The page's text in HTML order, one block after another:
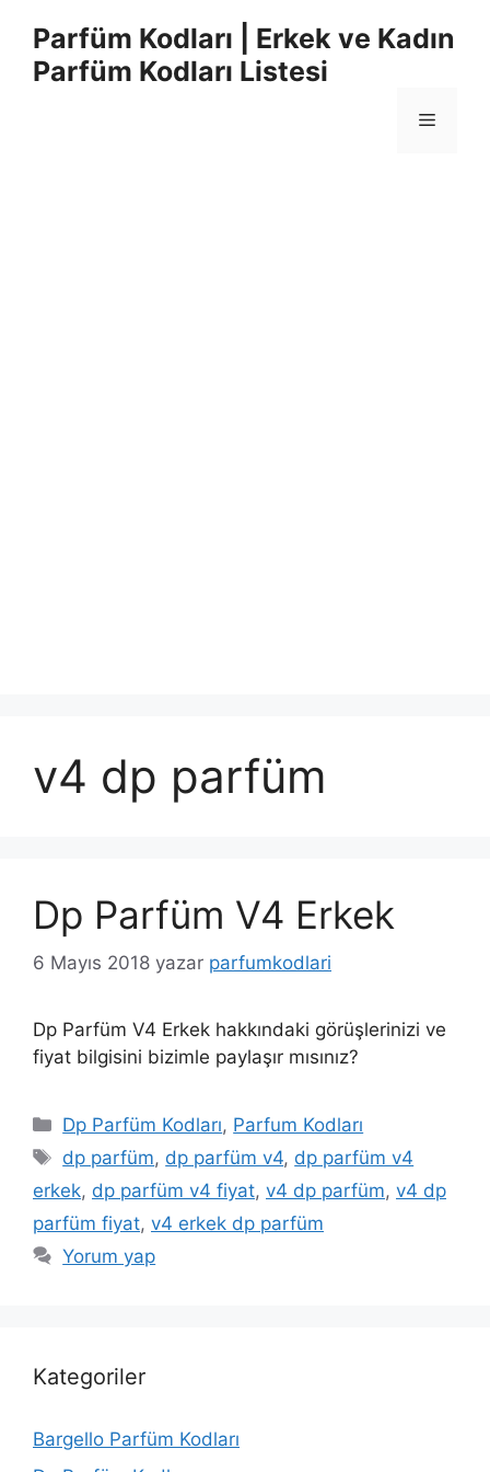
Parfüm Kodları | Erkek ve Kadın
Parfüm Kodları Listesi
Menü
v4 dp parfüm
Dp Parfüm V4 Erkek
6 Mayıs 2018 yazar parfumkodlari
Dp Parfüm V4 Erkek hakkındaki görüşlerinizi ve
fiyat bilgisini bizimle paylaşır mısınız?
Kategoriler
Dp Parfüm Kodları, Parfum Kodları
Etiketler
dp parfüm, dp parfüm v4, dp parfüm v4
erkek, dp parfüm v4 fiyat, v4 dp parfüm, v4 dp
parfüm fiyat, v4 erkek dp parfüm
Yorum yap
Kategoriler
Bargello Parfüm Kodları